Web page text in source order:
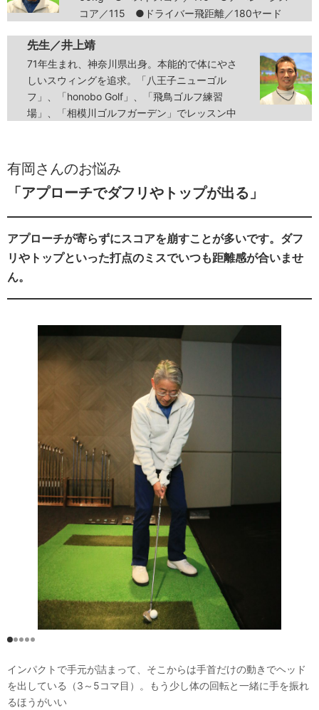
コア／115 ●ドライバー飛距離／180ヤード
先生／井上靖
71年生まれ、神奈川県出身。本能的で体にやさ
しいスウィングを追求。「八王子ニューゴル
フ」、「honobo Golf」、「飛鳥ゴルフ練習
場」、「相模川ゴルフガーデン」でレッスン中
有岡さんのお悩み
「アプローチでダフリやトップが出る」
アプローチが寄らずにスコアを崩すことが多いです。ダフ
リやトップといった打点のミスでいつも距離感が合いませ
ん。
インパクトで手元が詰まって、そこからは手首だけの動きでヘッド
を出している（3～5コマ目）。もう少し体の回転と一緒に手を振れ
るほうがいい